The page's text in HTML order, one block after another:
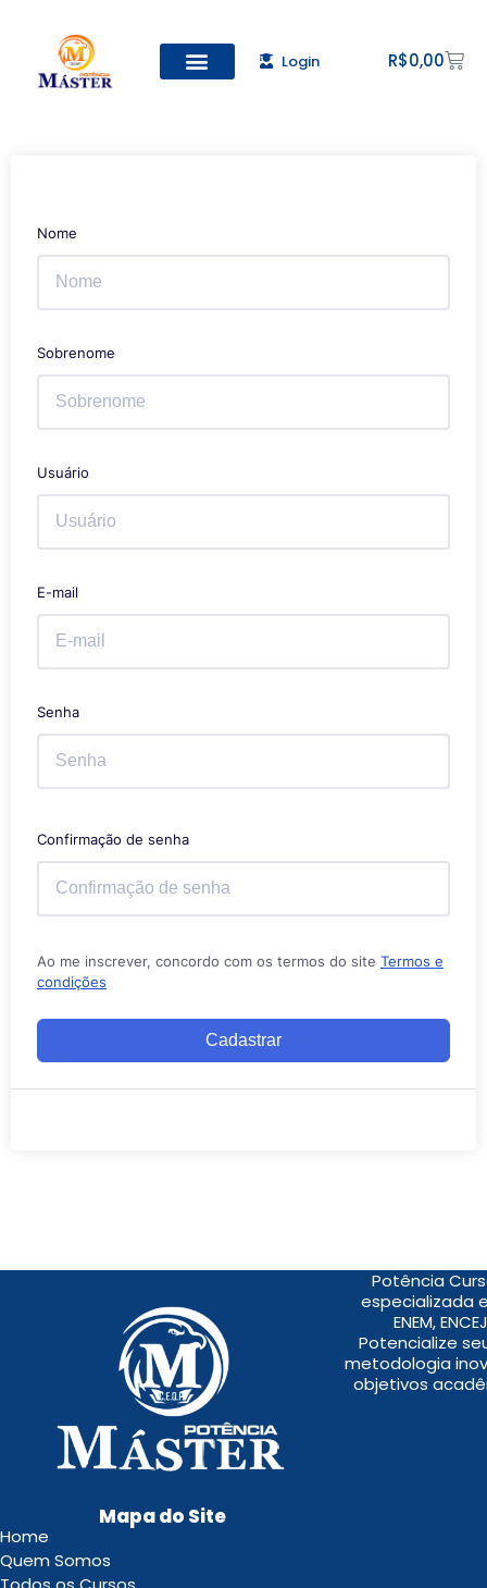
Login R$0,00
Nome
Sobrenome
Usuário
E-mail
Senha
Confirmação de senha
Ao me inscrever, concordo com os termos do site Termos e
condições
Cadastrar
Potência
especializada
ENEM,
Potencialize
metodologia
objetivos
Mapa do Site
Home
Quem Somos